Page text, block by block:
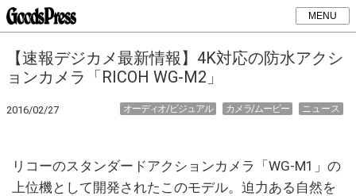
MENU
【速報デジカメ最新情報】4K対応の防水アクシ
ョンカメラ「RICOH WG-M2」
2016/02/27 ニュース
カメラ/ムービー
オーディオ/ビジュアル
リコーのスタンダードアクションカメラ「WG-M1」の
上位機として開発されたこのモデル。迫力ある自然を